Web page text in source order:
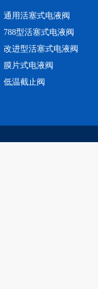
通用活塞式电液阀
788型活塞式电液阀
改进型活塞式电液阀
膜片式电液阀
低温截止阀